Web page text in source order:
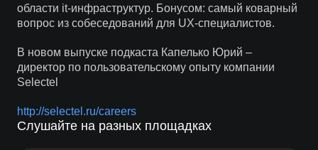
области it-инфраструктур. Бонусом: самый коварный
вопрос из собеседований для UX-специалистов.
В новом выпуске подкаста Капелько Юрий –
директор по пользовательскому опыту компании
Selectel
http://selectel.ru/careers
Слушайте на разных площадках